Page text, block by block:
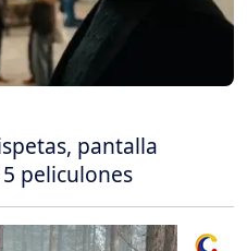
pantalla
peliculones